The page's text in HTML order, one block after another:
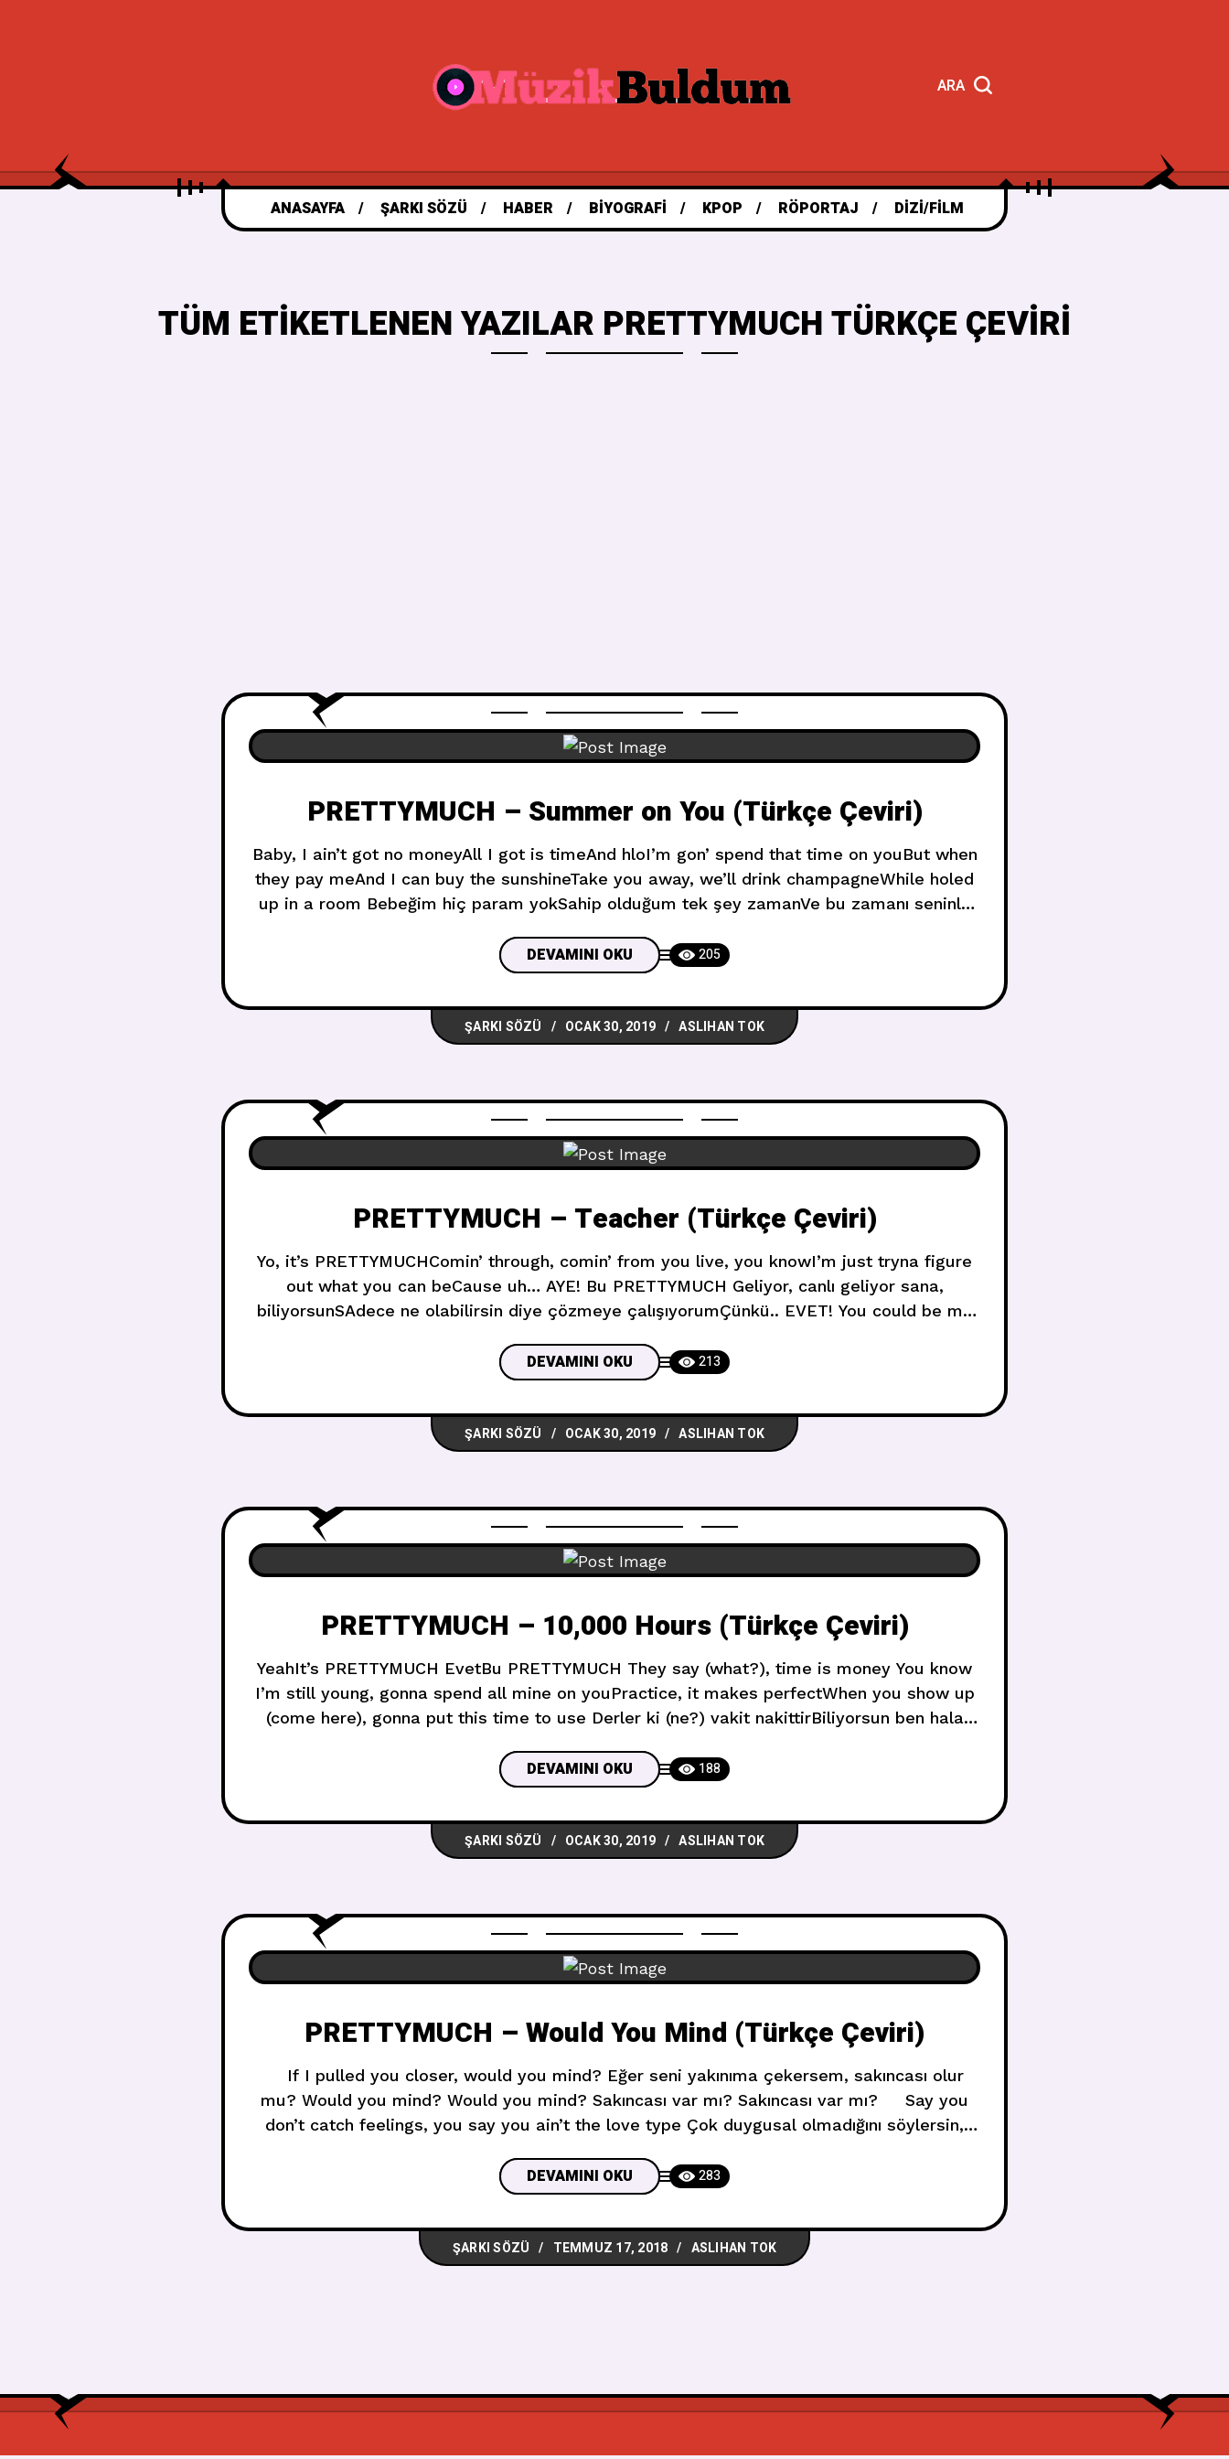
ARA
ANASAYFA ŞARKI SÖZÜ HABER BIYOGRAFI KPOP RÖPORTAJ DIZI/FILM
TÜM ETIKETLENEN YAZILAR PRETTYMUCH TÜRKÇE ÇEVIRI
PRETTYMUCH – Summer on You (Türkçe Çeviri)
Baby, I ain’t got no moneyAll I got is timeAnd hloI’m gon’ spend that time on youBut when
they pay meAnd I can buy the sunshineTake you away, we’ll drink champagneWhile holed
up in a room Bebeğim hiç param yokSahip olduğum tek şey zamanVe bu zamanı seninle
DEVAMINI OKU 205
ŞARKI SÖZÜ OCAK 30, 2019 ASLIHAN TOK
PRETTYMUCH – Teacher (Türkçe Çeviri)
Yo, it’s PRETTYMUCHComin’ through, comin’ from you live, you knowI’m just tryna figure
out what you can beCause uh… AYE! Bu PRETTYMUCH Geliyor, canlı geliyor sana,
biliyorsunSAdece ne olabilirsin diye çözmeye çalışıyorumÇünkü.. EVET! You could be my
lover, (where they at?)You could be my
DEVAMINI OKU 213
ŞARKI SÖZÜ OCAK 30, 2019 ASLIHAN TOK
PRETTYMUCH – 10,000 Hours (Türkçe Çeviri)
YeahIt’s PRETTYMUCH EvetBu PRETTYMUCH They say (what?), time is money You know
I’m still young, gonna spend all mine on youPractice, it makes perfectWhen you show up
(come here), gonna put this time to use Derler ki (ne?) vakit nakittirBiliyorsun ben hala
(buraya gel), bu zamanı kullanacağım Nights on
DEVAMINI OKU 188
ŞARKI SÖZÜ OCAK 30, 2019 ASLIHAN TOK
PRETTYMUCH – Would You Mind (Türkçe Çeviri)
If I pulled you closer, would you mind? Eğer seni yakınıma çekersem, sakıncası olur
mu? Would you mind? Would you mind? Sakıncası var mı? Sakıncası var mı? Say you
don’t catch feelings, you say you ain’t the love type Çok duygusal olmadığını söylersin,
DEVAMINI OKU 283
ŞARKI SÖZÜ TEMMUZ 17, 2018 ASLIHAN TOK